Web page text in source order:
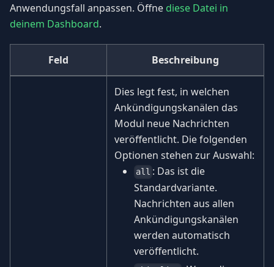
Anwendungsfall anpassen. Öffne diese Datei in
deinem Dashboard.
Feld Beschreibung
Dies legt fest, in welchen
Ankündigungskanälen das
Modul neue Nachrichten
veröffentlicht. Die folgenden
Optionen stehen zur Auswahl:
all : Das ist die
Standardvariante.
Nachrichten aus allen
Ankündigungskanälen
werden automatisch
veröffentlicht.